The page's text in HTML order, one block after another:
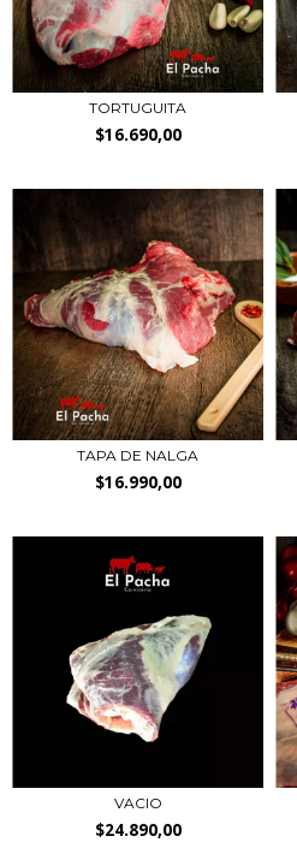
TORTUGUITA
$16.690,00
TAPA DE NALGA
$16.990,00
VACIO
$24.890,00